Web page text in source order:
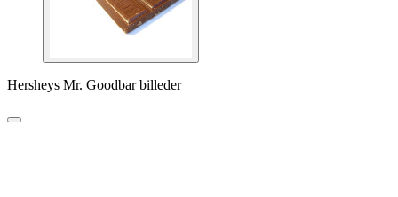
Hersheys Mr. Goodbar billeder